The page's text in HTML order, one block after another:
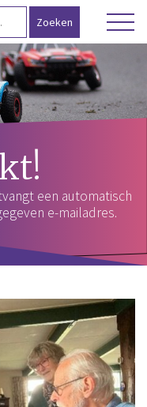
een automatisch
e-mailadres.